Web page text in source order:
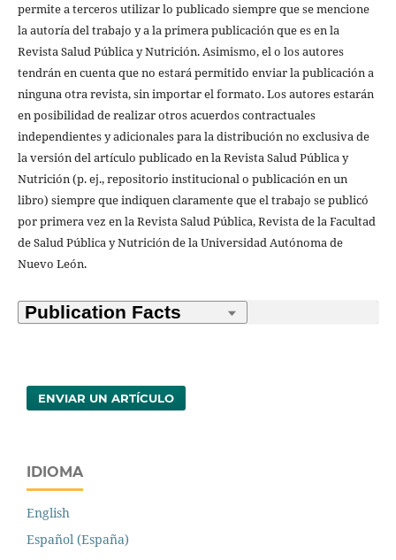
permite a terceros utilizar lo publicado siempre que se mencione
la autoría del trabajo y a la primera publicación que es en la
Revista Salud Pública y Nutrición. Asimismo, el o los autores
tendrán en cuenta que no estará permitido enviar la publicación a
ninguna otra revista, sin importar el formato. Los autores estarán
en posibilidad de realizar otros acuerdos contractuales
independientes y adicionales para la distribución no exclusiva de
la versión del artículo publicado en la Revista Salud Pública y
Nutrición (p. ej., repositorio institucional o publicación en un
libro) siempre que indiquen claramente que el trabajo se publicó
por primera vez en la Revista Salud Pública, Revista de la Facultad
de Salud Pública y Nutrición de la Universidad Autónoma de
Nuevo León.
ENVIAR UN ARTÍCULO
IDIOMA
English
Español (España)